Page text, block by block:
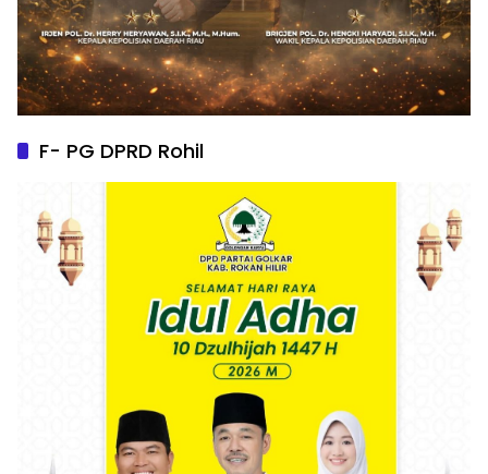
F- PG DPRD Rohil